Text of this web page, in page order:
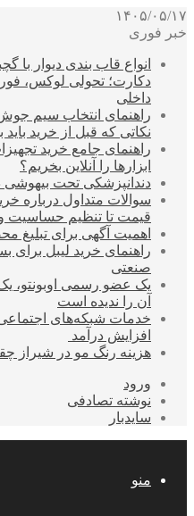
۱۴۰۵/۰۵/۱۷
خبر فوری
انواع قاب بندی دیوار با
دکارت؛ تحولی لوکس،
داخلی
راهنمای انتخاب سیم
نکاتی که قبل از خرید باید
راهنمای جامع خرید
ابزارها را آنلاین بخریم؟
دندانپزشکی تحت
سوالات متداول درباره
قیمت تا تنظیم حساسیت
اهمیت آگهی برای تبلیغ
راهنمای خرید لیبل برای
صنعتی
یک عضو رسمی اوبونتو،
آن را ندیده است
افزایش درآمد
هزینه رنگ مو در شیراز
ورود
نوشته تصادفی
سایدبار
منو